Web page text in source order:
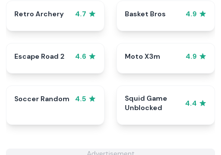
Retro Archery 4.7 Basket Bros 4.9
Escape Road 2 4.6 Moto X3m 4.9
Soccer Random 4.5
Squid Game
Unblocked
4.4